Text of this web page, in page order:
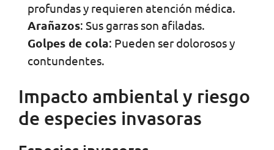
profundas y requieren atención médica.
Arañazos: Sus garras son afiladas.
Golpes de cola: Pueden ser dolorosos y
contundentes.
Impacto ambiental y riesgo
de especies invasoras